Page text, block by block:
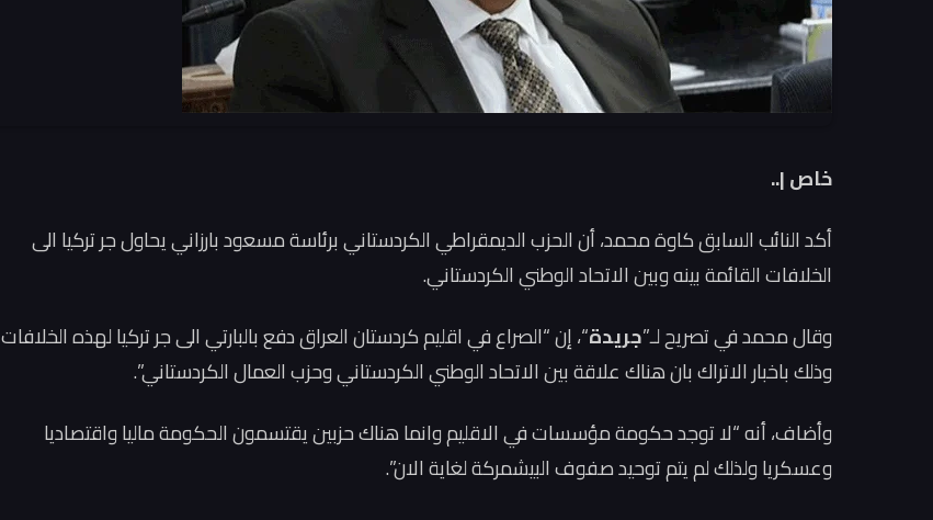
خاص |..
أكد النائب السابق كاوة محمد، أن الحزب الديمقراطي الكردستاني برئاسة مسعود بارزاني يحاول جر تركيا الى
الخلافات القائمة بينه وبين الاتحاد الوطني الكردستاني.
وقال محمد في تصريح لـ”جريدة“، إن “الصراع في اقليم كردستان العراق دفع بالبارتي الى جر تركيا لهذه الخلافات
وذلك باخبار الاتراك بان هناك علاقة بين الاتحاد الوطني الكردستاني وحزب العمال الكردستاني”.
وأضاف، أنه “لا توجد حكومة مؤسسات في الاقليم وانما هناك حزبين يقتسمون الحكومة ماليا واقتصاديا
وعسكريا ولذلك لم يتم توحيد صفوف البيشمركة لغاية الان”.